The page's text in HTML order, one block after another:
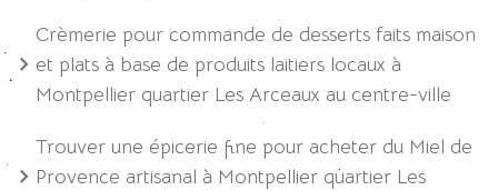
Crèmerie pour commande de desserts faits maison
et plats à base de produits laitiers locaux à
Montpellier quartier Les Arceaux au centre-ville
Trouver une épicerie fine pour acheter du Miel de
Provence artisanal à Montpellier quartier Les